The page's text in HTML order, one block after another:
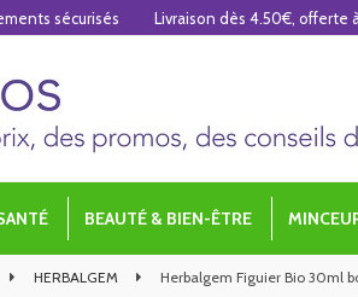
BEAUTÉ & BIEN-ÊTRE
HERBALGEM Herbalgem Figuier Bio 30ml
sécurisés Livraison dès 4.50€, offerte